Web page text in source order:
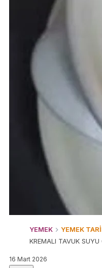
YEMEK YEMEK
KREMALI TAVUK SUYU
16 Mart 2026